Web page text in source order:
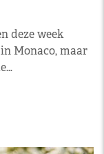
deze week
Monaco, maar